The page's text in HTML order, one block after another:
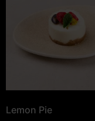
Lemon Pie